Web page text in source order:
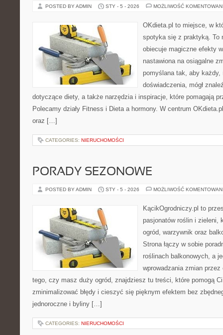
POSTED BY ADMIN STY - 5 - 2026 MOŻLIWOŚĆ
OKdieta.pl to miejsce, w
spotyka się z praktyką. To
obiecuje magiczne efekty
nastawiona na osiągalne
pomyślana tak, aby każdy,
doświadczenia, mógł
dotyczące diety, a także narzędzia i inspiracje, które pomagają
Polecamy działy Fitness i Dieta a hormony. W centrum
oraz […]
CATEGORIES: NIERUCHOMOŚCI
PORADY SEZONOWE
POSTED BY ADMIN STY - 5 - 2026 MOŻLIWOŚĆ
KącikOgrodniczy.pl to
pasjonatów roślin i zieleni,
ogród, warzywnik oraz
Strona łączy w sobie
roślinach balkonowych, a
wprowadzania zmian przez
tego, czy masz duży ogród, znajdziesz tu treści, które pomogą
zminimalizować błędy i cieszyć się pięknym efektem bez
jednoroczne i byliny […]
CATEGORIES: NIERUCHOMOŚCI